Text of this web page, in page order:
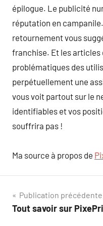
épilogue. Le publicité
réputation en
retournement vous
franchise. Et les articles
problématiques des
perpétuellement une
vous voit partout sur le
identifiables et vos
souffrira pas !
Ma source à propos de
Navigation
de
Publication précédente
Tout savoir sur